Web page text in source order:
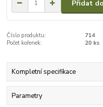
Přidat
Číslo produktu:
714
Počet kořenek:
20 ks
Kompletní specifikace
Parametry